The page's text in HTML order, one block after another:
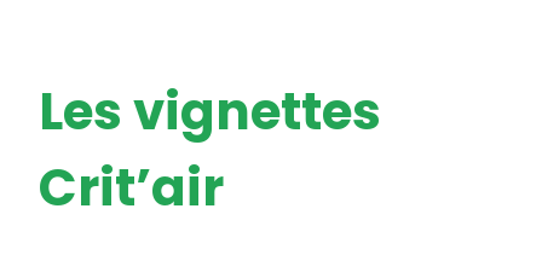
Les vignettes
Crit’air